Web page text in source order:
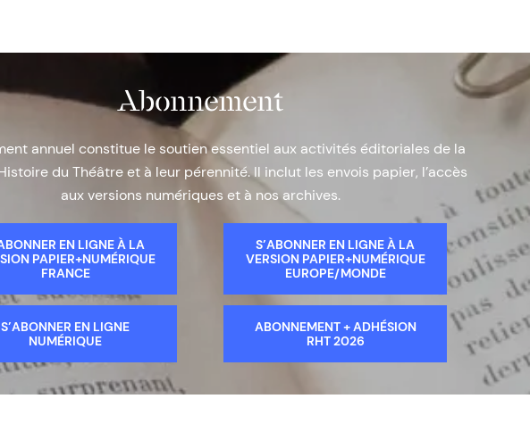
Abonnement
annuel constitue le soutien essentiel aux activités éditoriales de la
du Théâtre et à leur pérennité. Il inclut les envois papier, l’accès
aux versions numériques et à nos archives.
EN LIGNE À LA
PAPIER+NUMÉRIQUE
FRANCE
S’ABONNER EN LIGNE À LA
VERSION PAPIER+NUMÉRIQUE
EUROPE/MONDE
S’ABONNER EN LIGNE
NUMÉRIQUE
ABONNEMENT + ADHÉSION
RHT 2026